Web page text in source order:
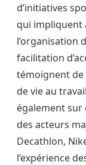
d’initiatives
qui impliquent
l’organisation
facilitation
témoignent de
de vie au
également sur
des acteurs
Decathlon,
l’expérience